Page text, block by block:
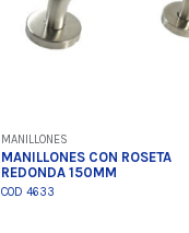
MANILLONES
MANILLONES CON ROSETA
REDONDA 150MM
COD 4633